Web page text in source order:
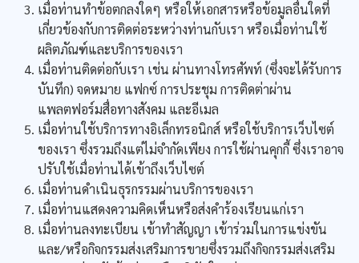
เมื่อท่านทำข้อตกลงใดๆ หรือให้เอกสารหรือข้อมูลอื่นใดที่
เกี่ยวข้องกับการติดต่อระหว่างท่านกับเรา หรือเมื่อท่านใช้
ผลิตภัณฑ์และบริการของเรา
เมื่อท่านติดต่อกับเรา เช่น ผ่านทางโทรศัพท์ (ซึ่งจะได้รับการ
บันทึก) จดหมาย แฟกซ์ การประชุม การติดต่าผ่าน
แพลตฟอร์มสื่อทางสังคม และอีเมล
เมื่อท่านใช้บริการทางอิเล็กทรอนิกส์ หรือใช้บริการเว็บไซต์
ของเรา ซึ่งรวมถึงแต่ไม่จำกัดเพียง การใช้ผ่านคุกกี้ ซึ่งเราอาจ
ปรับใช้เมื่อท่านได้เข้าถึงเว็บไซต์
เมื่อท่านดำเนินธุรกรรมผ่านบริการของเรา
เมื่อท่านแสดงความคิดเห็นหรือส่งคำร้องเรียนแก่เรา
เมื่อท่านลงทะเบียน เข้าทำสัญญา เข้าร่วมในการแข่งขัน
และ/หรือกิจกรรมส่งเสริมการขายซึ่งรวมถึงกิจกรรมส่งเสริม